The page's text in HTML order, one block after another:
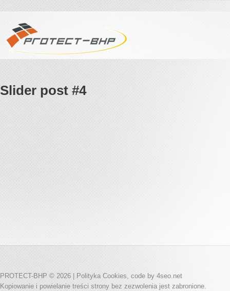
Slider post #4
PROTECT-BHP © 2026 |Polityka Cookies, code by 4seo.net
Kopiowanie i powielanie treści strony bez zezwolenia jest zabronione.